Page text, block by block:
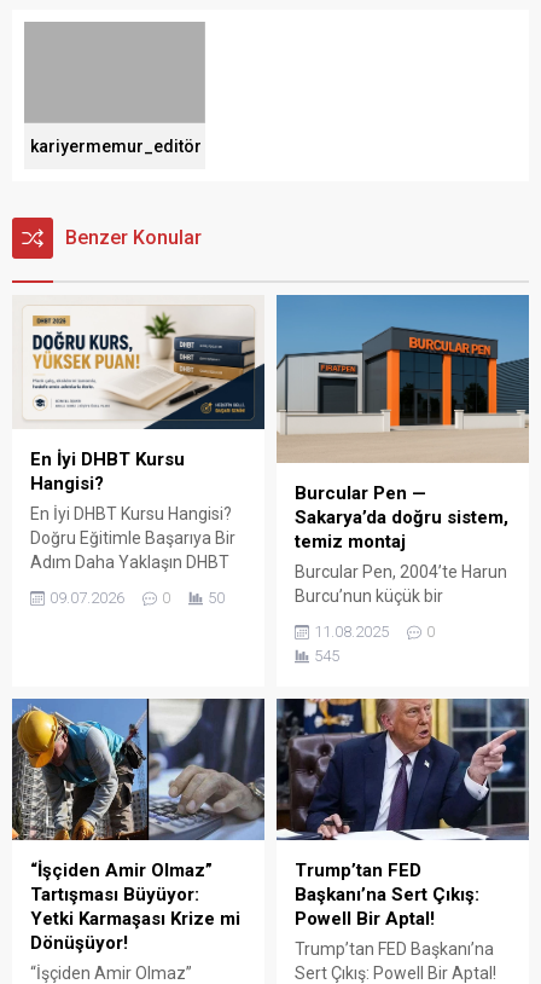
kariyermemur_editör
Benzer Konular
En İyi DHBT Kursu
Hangisi?
En İyi DHBT Kursu Hangisi?
Doğru Eğitimle Başarıya Bir
Adım Daha Yaklaşın DHBT
(Din Hizmetleri Alan Bilgisi
Testi), Diyanet İşleri
Her yıl binlerce aday bu
sınavda yüksek puan
alabilmek için farklı eğitim
kaynaklarına yöneliyor.
Ancak en sık sorulan
sorulardan...
09.07.2026 0 50
Burcular Pen —
Sakarya’da doğru sistem,
temiz montaj
Burcular Pen, 2004’te Harun
Burcu’nun küçük bir
atölyede attığı adımla
başladı; bugün Serdivan’daki
147 m² showroomu ve 750
Sakarya ve çevre ilçelerde
PVC doğrama, cam balkon,
kış bahçesi, panjur ve
küpeşte çözümlerini tek çatı
altında sunuyor. Fıratpen
kurumsal bayiliği ile çalışıyor
olmamız; profil kalitesi,
aksesuar standardı...
11.08.2025
0
545
“İşçiden Amir Olmaz”
Tartışması Büyüyor:
Yetki Karmaşası Krize mi
Dönüşüyor!
“İşçiden Amir Olmaz”
Trump’tan FED
Başkanı’na Sert Çıkış:
Powell Bir Aptal!
Trump’tan FED Başkanı’na
Sert Çıkış: Powell Bir Aptal!